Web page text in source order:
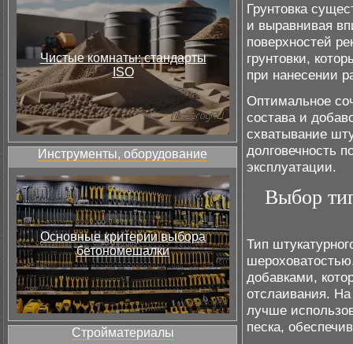
Чистые комнаты: стандарты
ISO
Инструменты, оборудование
Основные критерии выбора
бетономешалки
Стройматериалы
Грунтовка
и выравнивая
поверхностей
грунтовки,
при нанесении
Оптимальное
состава и
схватывание
долговечность
эксплуатации.
Выбор
Тип
добавками,
отслаивания.
лучше
песка,